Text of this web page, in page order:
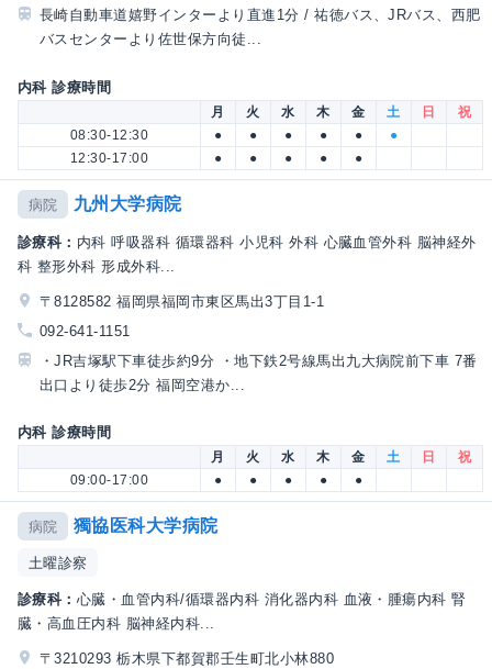
長崎自動車道嬉野インターより直進1分 / 祐徳バス、JRバス、西肥
バスセンターより佐世保方向徒...
内科 診療時間
月 火 水 木 金 土 日
祝
08:30-12:30
● ● ● ● ●
●
12:30-17:00
● ● ● ● ●
病院 九州大学病院
診療科： 内科 呼吸器科 循環器科 小児科 外科 心臓血管外科 脳神経外
科 整形外科 形成外科...
〒8128582 福岡県福岡市東区馬出3丁目1-1
092-641-1151
・JR吉塚駅下車徒歩約9分 ・地下鉄2号線馬出九大病院前下車 7番
出口より徒歩2分 福岡空港か...
内科 診療時間
月 火 水 木 金 土 日
祝
09:00-17:00
● ● ● ● ●
病院 獨協医科大学病院
土曜診察
診療科： 心臓・血管内科/循環器内科 消化器内科 血液・腫瘍内科 腎
臓・高血圧内科 脳神経内科...
〒3210293 栃木県下都賀郡壬生町北小林880